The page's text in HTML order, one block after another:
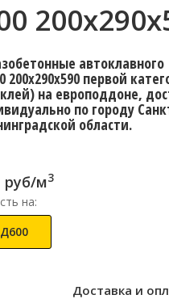
автоклавного
первой
на европоддоне,
по городу
области.
руб/м3
на:
Д600
Доставка и